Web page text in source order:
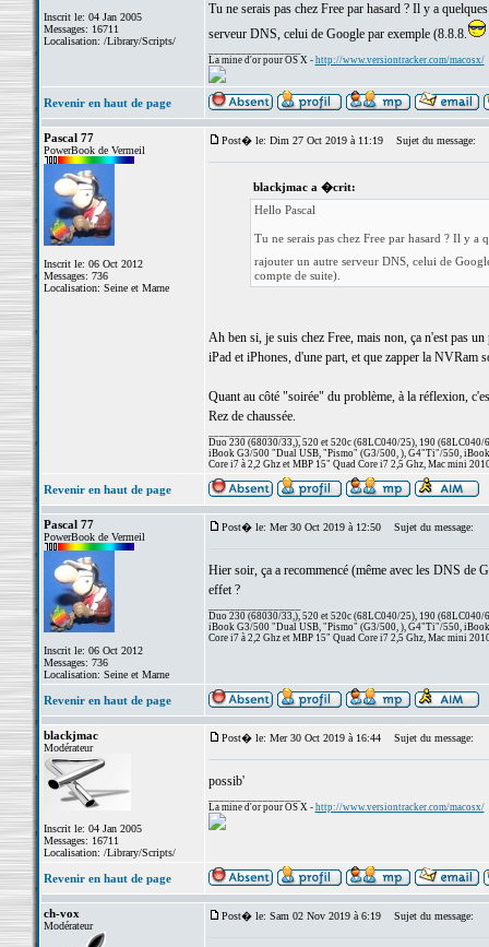
Inscrit le: 04 Jan 2005
Messages: 16711
Localisation: /Library/Scripts/
Tu ne serais pas chez Free par hasard ? Il y a
serveur DNS, celui de Google par exemple (8.8.8.
La mine d'or pour OS X - http://www.versiontracker.com/macosx/
Revenir en haut de page
Pascal 77
PowerBook de Vermeil
Inscrit le: 06 Oct 2012
Messages: 736
Localisation: Seine et Marne
Post� le: Dim 27 Oct 2019 à 11:19 Sujet du message:
blackjmac a �crit:
Hello Pascal
Tu ne serais pas chez Free par hasard ? Il y a
rajouter un autre serveur DNS, celui de
compte de suite).
Ah ben si, je suis chez Free, mais non, ça n'est pas
iPad et iPhones, d'une part, et que zapper la NVRam
Quant au côté "soirée" du problème, à la réflexion,
Rez de chaussée.
Duo 230 (68030/33,), 520 et 520c (68LC040/25), 190 (68LC040/
iBook G3/500 "Dual USB, "Pismo" (G3/500, ), G4"Ti"/550,
Core i7 à 2,2 Ghz et MBP 15" Quad Core i7 2,5 Ghz, Mac mini
Revenir en haut de page
Pascal 77
PowerBook de Vermeil
Inscrit le: 06 Oct 2012
Messages: 736
Localisation: Seine et Marne
Post� le: Mer 30 Oct 2019 à 12:50 Sujet du message:
Hier soir, ça a recommencé (même avec les DNS de
effet ?
Duo 230 (68030/33,), 520 et 520c (68LC040/25), 190 (68LC040/
iBook G3/500 "Dual USB, "Pismo" (G3/500, ), G4"Ti"/550,
Core i7 à 2,2 Ghz et MBP 15" Quad Core i7 2,5 Ghz, Mac mini
Revenir en haut de page
blackjmac
Modérateur
Inscrit le: 04 Jan 2005
Messages: 16711
Localisation: /Library/Scripts/
Post� le: Mer 30 Oct 2019 à 16:44 Sujet du message:
possib'
La mine d'or pour OS X - http://www.versiontracker.com/macosx/
Revenir en haut de page
ch-vox
Modérateur
Post� le: Sam 02 Nov 2019 à 6:19 Sujet du message: